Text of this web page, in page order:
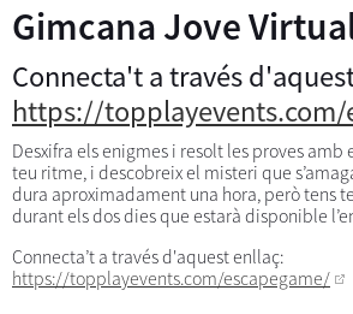
Gimcana Jove
Connecta't a través
https://topplayevents.com/
Desxifra els enigmes i resolt les proves amb
teu ritme, i descobreix el misteri que
dura aproximadament una hora, però tens
durant els dos dies que estarà disponible
Connecta’t a través d'aquest enllaç:
https://topplayevents.com/escapegame/